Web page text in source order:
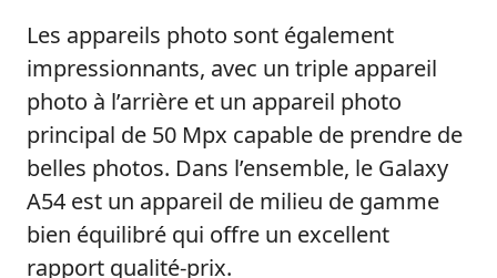
Les appareils photo sont également
impressionnants, avec un triple appareil
photo à l’arrière et un appareil photo
principal de 50 Mpx capable de prendre de
belles photos. Dans l’ensemble, le Galaxy
A54 est un appareil de milieu de gamme
bien équilibré qui offre un excellent
rapport qualité-prix.